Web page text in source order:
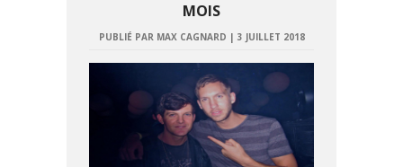
MOIS
PUBLIÉ PAR MAX CAGNARD | 3 JUILLET 2018